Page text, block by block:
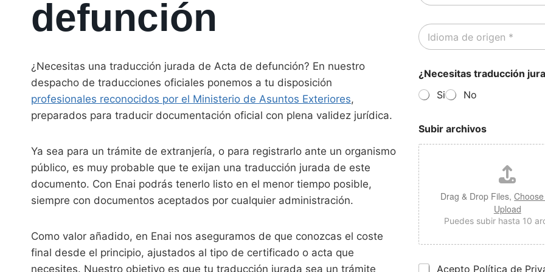
defunción
¿Necesitas una traducción jurada de Acta de defunción? En nuestro
despacho de traducciones oficiales ponemos a tu disposición
profesionales reconocidos por el Ministerio de Asuntos Exteriores,
preparados para traducir documentación oficial con plena validez jurídica.
Ya sea para un trámite de extranjería, o para registrarlo ante un organismo
público, es muy probable que te exijan una traducción jurada de este
documento. Con Enai podrás tenerlo listo en el menor tiempo posible,
siempre con documentos aceptados por cualquier administración.
Como valor añadido, en Enai nos aseguramos de que conozcas el coste
final desde el principio, ajustados al tipo de certificado o acta que
necesites. Nuestro objetivo es que tu traducción jurada sea un trámite
e
C
t
a
c
o
*
e
o
e
c
t
ó
n
i
c
o
*
I
d
m
a
d
r
i
g
e
n
*
¿Necesitas traducción
Si
No
Subir archivos
Drag & Drop Files,
Upload
Puedes subir hasta 10
P
Acepto Política de